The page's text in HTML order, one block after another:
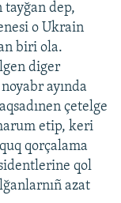
tayğan dep,
o Ukrain
biri ola.
diger
ayında
çetelge
etip, keri
qorçalama
qol
azat